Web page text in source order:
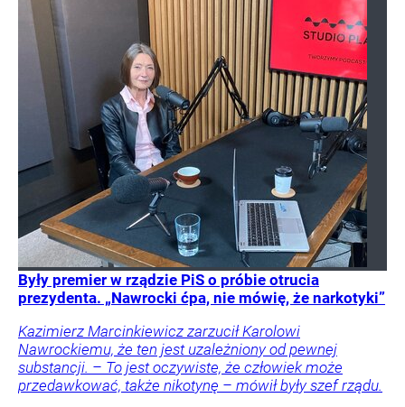
Były premier w rządzie PiS o próbie otrucia
prezydenta. „Nawrocki ćpa, nie mówię, że narkotyki”
Kazimierz Marcinkiewicz zarzucił Karolowi
Nawrockiemu, że ten jest uzależniony od pewnej
substancji. – To jest oczywiste, że człowiek może
przedawkować, także nikotynę – mówił były szef rządu.